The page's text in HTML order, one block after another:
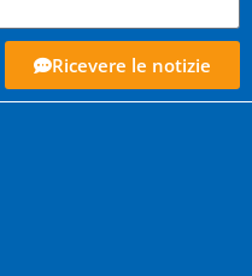
Ricevere le notizie